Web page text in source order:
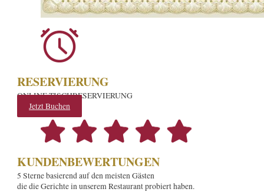
RESERVIERUNG
ONLINE TISCHRESERVIERUNG
Jetzt Buchen
KUNDENBEWERTUNGEN
5 Sterne basierend auf den meisten Gästen
die die Gerichte in unserem Restaurant probiert haben.